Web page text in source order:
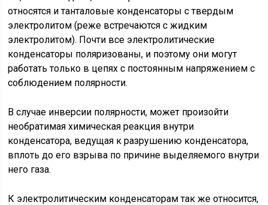
относятся и танталовые конденсаторы с твердым
электролитом (реже встречаются с жидким
электролитом). Почти все электролитические
конденсаторы поляризованы, и поэтому они могут
работать только в цепях с постоянным напряжением с
соблюдением полярности.
В случае инверсии полярности, может произойти
необратимая химическая реакция внутри
конденсатора, ведущая к разрушению конденсатора,
вплоть до его взрыва по причине выделяемого внутри
него газа.
К электролитическим конденсаторам так же относится,